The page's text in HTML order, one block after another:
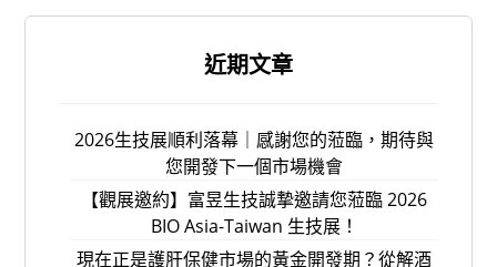
近期文章
2026生技展順利落幕｜感謝您的蒞臨，期待與
您開發下一個市場機會
【觀展邀約】富昱生技誠摯邀請您蒞臨 2026
BIO Asia-Taiwan 生技展！
現在正是護肝保健市場的黃金開發期？從解酒